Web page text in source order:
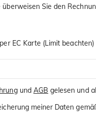
Sie den
EC Karte (Limit beachten)
und AGB gelesen und
meiner Daten